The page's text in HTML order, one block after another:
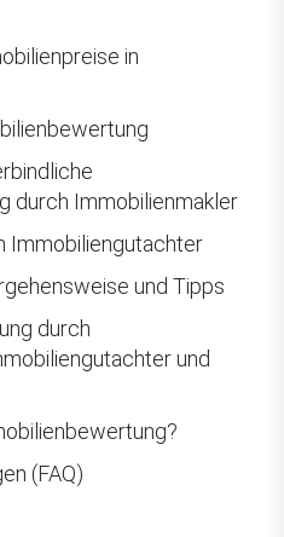
in
durch Immobilienmakler
Immobiliengutachter
und Tipps
durch
und
(FAQ)